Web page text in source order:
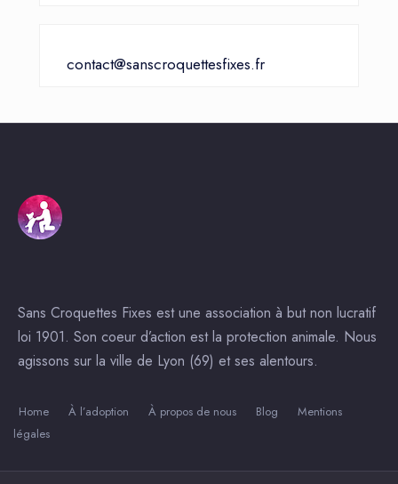
contact@sanscroquettesfixes.fr
Sans Croquettes Fixes est une association à but non lucratif
loi 1901. Son coeur d’action est la protection animale. Nous
agissons sur la ville de Lyon (69) et ses alentours.
Home À l’adoption À propos de nous Blog
Mentions
légales